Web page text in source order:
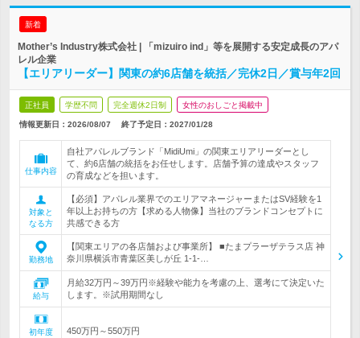
新着
Mother’s Industry株式会社 | 「mizuiro ind」等を展開する安定成長のアパ
レル企業
【エリアリーダー】関東の約6店舗を統括／完休2日／賞与年2回
正社員 学歴不問 完全週休2日制 女性のおしごと掲載中
情報更新日：2026/08/07 終了予定日： 2027/01/28
仕事内容
自社アパレルブランド「MidiUmi」の関東エリアリーダーとし
て、約6店舗の統括をお任せします。店舗予算の達成やスタッフ
の育成などを担います。
対象と
なる方
【必須】アパレル業界でのエリアマネージャーまたはSV経験を1
年以上お持ちの方【求める人物像】当社のブランドコンセプトに
共感できる方
勤務地
【関東エリアの各店舗および事業所】 ■たまプラーザテラス店 神
奈川県横浜市青葉区美しが丘 1-1-…
給与
月給32万円～39万円※経験や能力を考慮の上、選考にて決定いた
します。※試用期間なし
初年度
450万円～550万円